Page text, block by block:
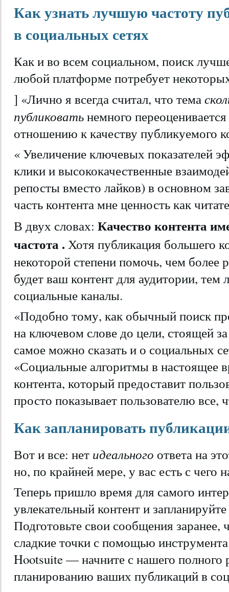
Как узнать лучшую частоту
в социальных сетях
Как и во всем социальном, поиск
любой платформе потребует
] «Лично я всегда считал, что тема
публиковатьнемного
отношению к качеству публикуемого
« Увеличение ключевых показателей
клики и высококачественные
репосты вместо лайков) в основном
часть контента мне ценность как
В двух словах: Качество контента
частота . Хотя публикация большего
некоторой степени помочь, чем более
будет ваш контент для аудитории, тем
социальные каналы.
«Подобно тому, как обычный поиск
на ключевом слове до цели, стоящей
самое можно сказать и о социальных
«Социальные алгоритмы в настоящее
контента, который предоставит
просто показывает пользователю все,
Как запланировать
Вот и все: нет идеального ответа на
но, по крайней мере, у вас есть с чего
Теперь пришло время для самого
увлекательный контент и
Подготовьте свои сообщения заранее,
сладкие точки с помощью
Hootsuite — начните с нашего полного
планированию ваших публикаций в